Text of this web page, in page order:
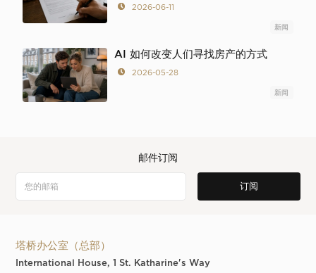
2026-06-11
新闻
AI 如何改变人们寻找房产的方式
2026-05-28
新闻
邮件订阅
塔桥办公室（总部）
International House, 1 St. Katharine's Way